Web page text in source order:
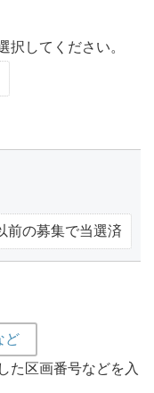
択してください。
前の募集で当選済
た区画番号などを入